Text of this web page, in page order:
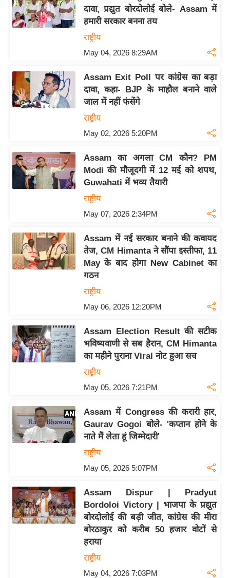
E
t
s
R
S
u
r
T
e
E
x
p
e
a
n
e
l
k
s
a
c
h
u
दावा, प्रद्युत बोरदोलोई बोले- Assam में
हमारी सरकार बनना तय
राष्ट्रीय
May 04, 2026 8:29AM
Assam Exit Poll पर कांग्रेस का बड़ा
दावा, कहा- BJP के माहौल बनाने वाले
जाल में नहीं फंसेंगे
राष्ट्रीय
May 02, 2026 5:20PM
Assam का अगला CM कौन? PM
Modi की मौजूदगी में 12 मई को शपथ,
Guwahati में भव्य तैयारी
राष्ट्रीय
May 07, 2026 2:34PM
Assam में नई सरकार बनाने की कवायद
तेज, CM Himanta ने सौंपा इस्तीफा, 11
May के बाद होगा New Cabinet का
गठन
राष्ट्रीय
May 06, 2026 12:20PM
Assam Election Result की सटीक
भविष्यवाणी से सब हैरान, CM Himanta
का महीने पुराना Viral नोट हुआ सच
राष्ट्रीय
May 05, 2026 7:21PM
Assam में Congress की करारी हार,
Gaurav Gogoi बोले- 'कप्तान होने के
नाते मैं लेता हूं जिम्मेदारी'
राष्ट्रीय
May 05, 2026 5:07PM
Assam Dispur | Pradyut
Bordoloi Victory | भाजपा के प्रद्युत
बोरदोलोई की बड़ी जीत, कांग्रेस की मीरा
बोरठाकुर को करीब 50 हजार वोटों से
हराया
राष्ट्रीय
May 04, 2026 7:03PM